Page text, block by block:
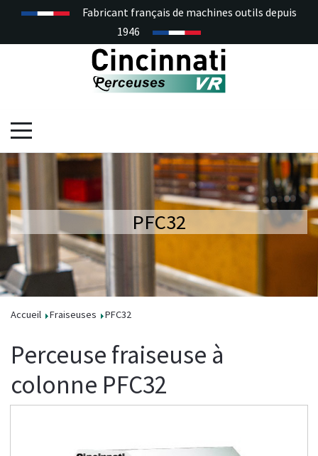
Fabricant français de machines outils depuis
1946
PFC32
Accueil Fraiseuses PFC32
Perceuse fraiseuse à
colonne PFC32